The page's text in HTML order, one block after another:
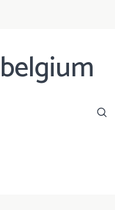
belgium